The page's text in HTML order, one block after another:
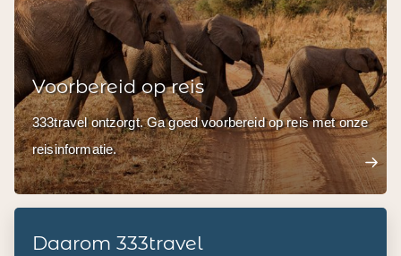
Voorbereid op reis
333travel ontzorgt. Ga goed voorbereid op reis met onze
reisinformatie.
Daarom 333travel